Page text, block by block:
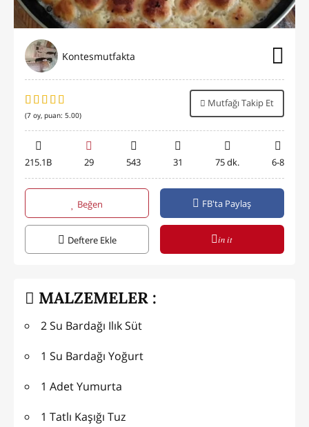
Kontesmutfakta
(7 oy, puan: 5.00)
Mutfağı Takip Et
215.1B 29 543 31 75 dk. 6-8
Beğen FB'ta Paylaş
Deftere Ekle in it
MALZEMELER :
2 Su Bardağı Ilık Süt
1 Su Bardağı Yoğurt
1 Adet Yumurta
1 Tatlı Kaşığı Tuz